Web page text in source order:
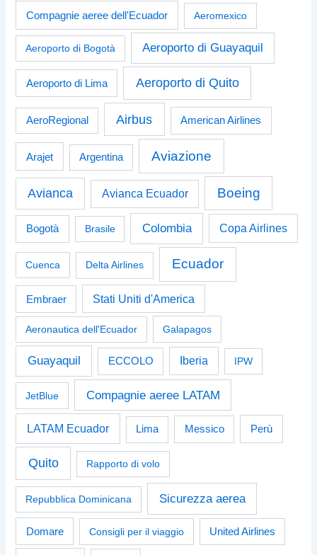
Compagnie aeree dell'Ecuador Aeromexico
Aeroporto di Bogotà Aeroporto di Guayaquil
Aeroporto di Lima Aeroporto di Quito
AeroRegional Airbus American Airlines
Arajet Argentina Aviazione
Avianca Avianca Ecuador Boeing
Bogotà Brasile Colombia Copa Airlines
Cuenca Delta Airlines Ecuador
Embraer Stati Uniti d'America
Aeronautica dell'Ecuador Galapagos
Guayaquil ECCOLO Iberia IPW
JetBlue Compagnie aeree LATAM
LATAM Ecuador Lima Messico Perù
Quito Rapporto di volo
Repubblica Dominicana Sicurezza aerea
Domare Consigli per il viaggio United Airlines